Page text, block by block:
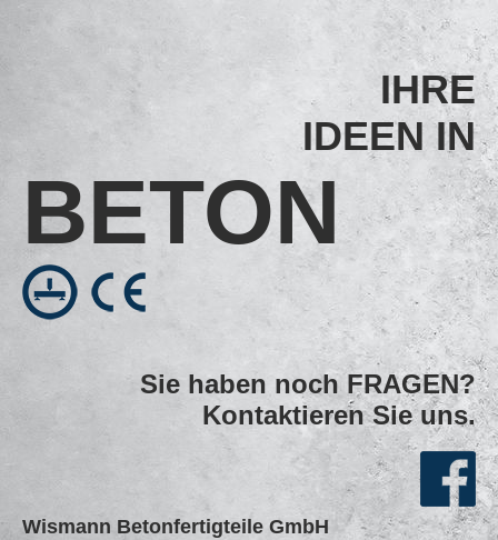
IHRE
IDEEN IN
BE­TON
Sie haben noch FRAGEN?
Kontaktieren Sie uns.
Wismann Betonfertigteile GmbH